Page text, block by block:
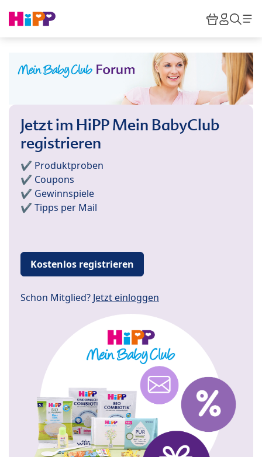
HiPP
Jetzt im HiPP Mein BabyClub
registrieren
✔️ Produktproben
✔️ Coupons
✔️ Gewinnspiele
✔️ Tipps per Mail
Kostenlos registrieren
Schon Mitglied? Jetzt einloggen